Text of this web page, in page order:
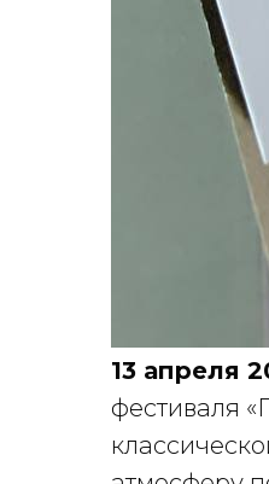
13 апреля
фестиваля